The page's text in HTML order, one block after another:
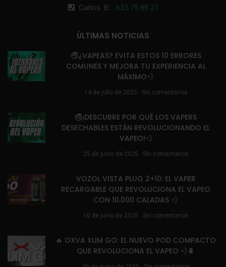
Carlos. B: 635 75 88 21
ÚLTIMAS NOTICIAS
🚭¿VAPEAS? EVITA ESTOS 10 ERRORES
COMUNES Y MEJORA TU EXPERIENCIA AL
MÁXIMO💨
14 de julio de 2025 Sin comentarios
🚭¡DESCUBRE POR QUÉ LOS VAPERS
DESECHABLES ESTÁN REVOLUCIONANDO EL
VAPEO!💨
25 de junio de 2025 Sin comentarios
VOZOL VISTA PLUG 2+10: EL VAPER
RECARGABLE QUE REVOLUCIONA EL VAPEO
CON 10.000 CALADAS 💨
10 de junio de 2025 Sin comentarios
🔥 OXVA XLIM GO: EL NUEVO POD COMPACTO
QUE REVOLUCIONA EL VAPEO 💨🔋